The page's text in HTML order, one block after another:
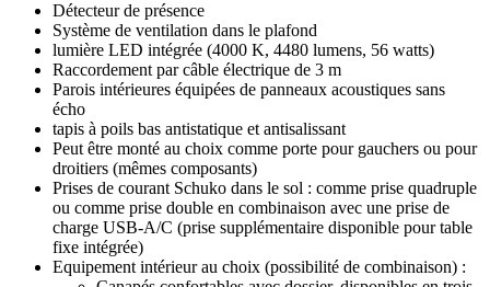
Détecteur de présence
Système de ventilation dans le plafond
lumière LED intégrée (4000 K, 4480 lumens, 56 watts)
Raccordement par câble électrique de 3 m
Parois intérieures équipées de panneaux acoustiques sans
écho
tapis à poils bas antistatique et antisalissant
Peut être monté au choix comme porte pour gauchers ou pour
droitiers (mêmes composants)
Prises de courant Schuko dans le sol : comme prise quadruple
ou comme prise double en combinaison avec une prise de
charge USB-A/C (prise supplémentaire disponible pour table
fixe intégrée)
Equipement intérieur au choix (possibilité de combinaison) :